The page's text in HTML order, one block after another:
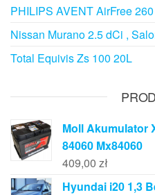
PHILIPS AVENT AirFree
Nissan Murano 2.5 dCi ,
Total Equivis Zs 100 20L
Moll Akumulator
84060 Mx84060
409,00 zł
Hyundai i20 1,3